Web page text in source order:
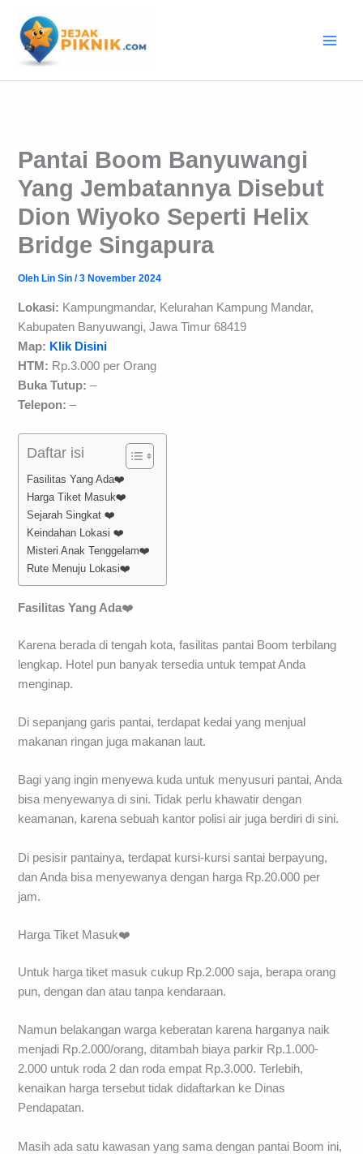
konten
Pantai Boom Banyuwangi
Yang Jembatannya Disebut
Dion Wiyoko Seperti Helix
Bridge Singapura
Oleh Lin Sin/3 November 2024
Lokasi: Kampungmandar, Kelurahan Kampung Mandar,
Kabupaten Banyuwangi, Jawa Timur 68419
Map: Klik Disini
HTM: Rp.3.000 per Orang
Buka Tutup:–
Telepon:–
Daftar isi
Fasilitas Yang Ada❤️
Harga Tiket Masuk❤️
Sejarah Singkat ❤️
Keindahan Lokasi ❤️
Misteri Anak Tenggelam❤️
Rute Menuju Lokasi❤️
Fasilitas Yang Ada❤️
Karena berada di tengah kota, fasilitas pantai Boom terbilang
lengkap. Hotel pun banyak tersedia untuk tempat Anda
menginap.
Di sepanjang garis pantai, terdapat kedai yang menjual
makanan ringan juga makanan laut.
Bagi yang ingin menyewa kuda untuk menyusuri pantai, Anda
bisa menyewanya di sini. Tidak perlu khawatir dengan
keamanan, karena sebuah kantor polisi air juga berdiri di sini.
Di pesisir pantainya, terdapat kursi-kursi santai berpayung,
dan Anda bisa menyewanya dengan harga Rp.20.000 per
jam.
Harga Tiket Masuk❤️
Untuk harga tiket masuk cukup Rp.2.000 saja, berapa orang
pun, dengan dan atau tanpa kendaraan.
Namun belakangan warga keberatan karena harganya naik
menjadi Rp.2.000/orang, ditambah biaya parkir Rp.1.000-
2.000 untuk roda 2 dan roda empat Rp.3.000. Terlebih,
kenaikan harga tersebut tidak didaftarkan ke Dinas
Pendapatan.
Masih ada satu kawasan yang sama dengan pantai Boom ini,